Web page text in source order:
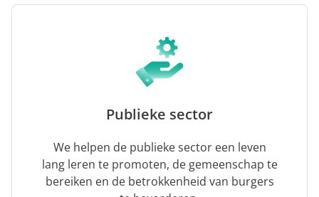
Publieke sector
We helpen de publieke sector een leven
lang leren te promoten, de gemeenschap te
bereiken en de betrokkenheid van burgers